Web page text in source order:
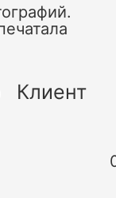
Клиент